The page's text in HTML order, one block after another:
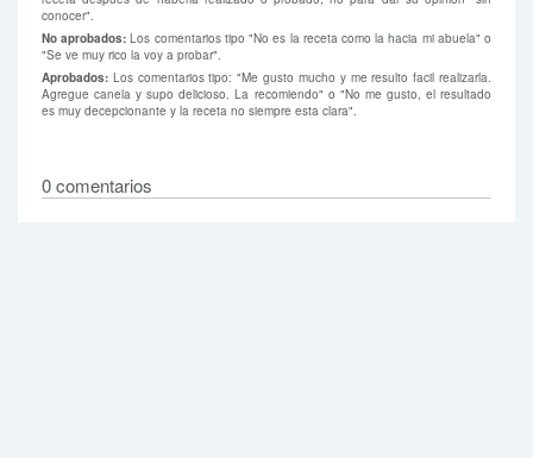
conocer".
No aprobados:Los comentarios tipo "No es la receta como la hacia mi abuela" o
"Se ve muy rico la voy a probar".
Aprobados: Los comentarios tipo: "Me gusto mucho y me resulto facil realizarla.
Agregue canela y supo delicioso. La recomiendo" o "No me gusto, el resultado
es muy decepcionante y la receta no siempre esta clara".
0 comentarios